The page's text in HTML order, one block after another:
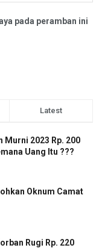
pada peramban ini
Latest
2023 Rp. 200
Uang Itu ???
Oknum Camat
Rugi Rp. 220